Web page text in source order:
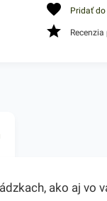
Pridať
ako aj vo